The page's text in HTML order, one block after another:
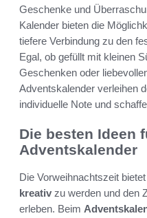
Geschenke und
Kalender bieten die
tiefere Verbindung zu den
Egal, ob gefüllt mit kleinen
Geschenken oder
Adventskalender verleihen
individuelle Note und
Die besten Ideen
Adventskalender
Die Vorweihnachtszeit
kreativ zu werden und den
erleben. Beim